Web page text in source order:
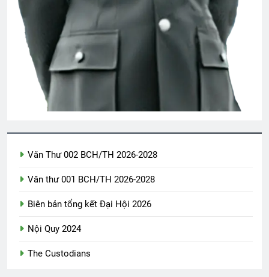
2 Years Ago 3 Years Ago
2 Years Ago
HỎI LÀM QUEN
2 Years Ago
Văn Thư 002 BCH/TH 2026-2028
Văn thư 001 BCH/TH 2026-2028
Biên bản tổng kết Đại Hội 2026
Nội Quy 2024
The Custodians